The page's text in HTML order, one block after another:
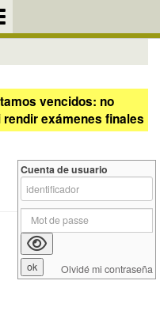
vencidos: no
exámenes finales
Cuenta de usuario
Olvidé mi contraseña